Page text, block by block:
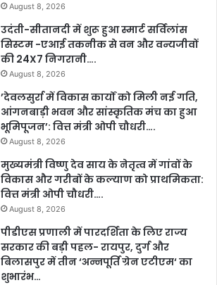
August 8, 2026
उदंती-सीतानदी में शुरू हुआ स्मार्ट सर्विलांस
सिस्टम -एआई तकनीक से वन और वन्यजीवों
की 24X7 निगरानी….
August 8, 2026
’देवलसुर्रा में विकास कार्यों को मिली नई गति,
आंगनबाड़ी भवन और सांस्कृतिक मंच का हुआ
भूमिपूजन’: वित्त मंत्री ओपी चौधरी….
August 8, 2026
मुख्यमंत्री विष्णु देव साय के नेतृत्व में गांवों के
विकास और गरीबों के कल्याण को प्राथमिकता:
वित्त मंत्री ओपी चौधरी….
August 8, 2026
पीडीएस प्रणाली में पारदर्शिता के लिए राज्य
सरकार की बड़ी पहल- रायपुर, दुर्ग और
बिलासपुर में तीन ‘अन्नपूर्ति ग्रेन एटीएम‘ का
शुभारंभ…